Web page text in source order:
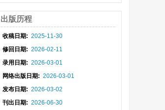
出版历程
收稿日期: 2025-11-30
修回日期: 2026-02-11
录用日期: 2026-03-01
网络出版日期: 2026-03-01
发布日期: 2026-03-02
刊出日期: 2026-06-30